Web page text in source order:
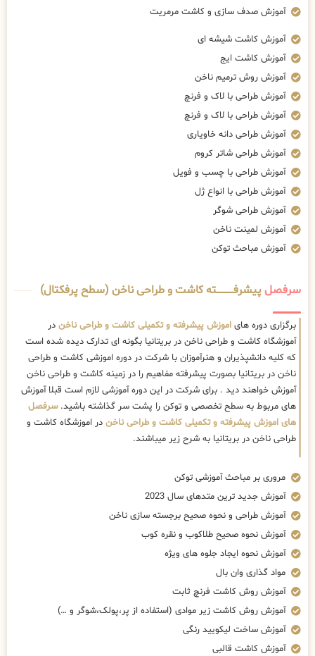
آموزش صدف سازی و کاشت مرمریت
آموزش کاشت شیشه ای
آموزش کاشت ایج
آموزش روش ترمیم ناخن
آموزش طراحی با لاک و فرنچ
آموزش طراحی با لاک و فرنچ
آموزش طراحی دانه خاویاری
آموزش طراحی شاتر کروم
آموزش طراحی با چسب و فویل
آموزش طراحی با انواع ژل
آموزش طراحی شوگر
آموزش لمینت ناخن
آموزش مباحث توکن
سرفصلپیشرفــــــــــــته کاشت و طراحی ناخن (سطح پرفکتال)
برگزاری دوره های اموزش پیشرفته و تکمیلی کاشت و طراحی ناخن در
آموزشگاه کاشت و طراحی ناخن در بریتانیا بگونه ای تدارک دیده شده است
که کلیه دانشپذیران و هنرآموزان با شرکت در دوره اموزشی کاشت و طراحی
ناخن در بریتانیا بصورت پیشرفته مفاهیم را در زمینه کاشت و طراحی ناخن
آموزش خواهند دید . برای شرکت در این دوره آموزشی لازم است قبلا آموزش
های مربوط به سطح تخصصی و توکن را پشت سر گذاشته باشید.سرفصل
های اموزش پیشرفته و تکمیلی کاشت و طراحی ناخن در اموزشگاه کاشت و
طراحی ناخن در بریتانیا به شرح زیر میباشند.
مروری بر مباحث آموزشی توکن
آموزش جدید ترین متدهای سال 2023
آموزش طراحی و نحوه صحیح برجسته سازی ناخن
آموزش نحوه صحیح طلاکوب و نقره کوب
آموزش نحوه ایجاد جلوه های ویژه
مواد گذاری وان بال
آموزش روش کاشت فرنچ ثابت
آموزش روش کاشت زیر موادی (استفاده از پر،پولک،شوگر و …)
آموزش ساخت لیکویید رنگی
آموزش کاشت قالبی